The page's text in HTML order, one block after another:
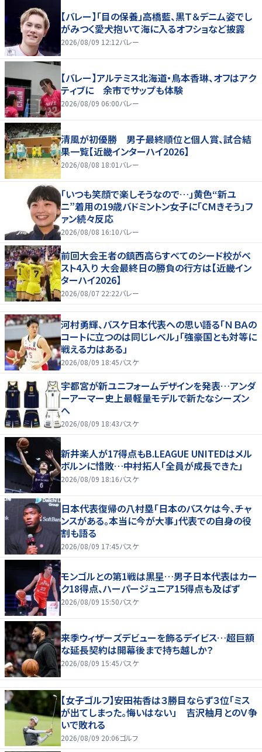
【バレー】「目の保養」高橋藍、黒Ｔ＆デニム姿でし
がみつく愛犬抱いて海に入るオフショなど披露
2026/08/09 12:12バレー
【バレー】アルテミス北海道・鳥本香琳、オフはアク
ティブに 余市でサップも体験
2026/08/09 06:00バレー
清風が初優勝 男子最終順位と個人賞、試合結
果一覧【近畿インターハイ2026】
2026/08/08 18:01 バレー
「いつも笑顔で楽しそうなので…」黄色“新ユ
ニ”着用の19歳バドミントン女子に「CMきそう」フ
ァン続々反応
2026/08/08 16:10バレー
前回大会王者の鎮西高らすべてのシード校がベ
スト4入り 大会最終日の勝負の行方は【近畿イン
ターハイ2026】
2026/08/07 22:22バレー
河村勇輝、バスケ日本代表への思い語る「ＮＢＡの
コートに立つのは同じレベル」「強豪国とも対等に
戦える力はある」
2026/08/09 18:45バスケ
宇都宮が新ユニフォームデザインを発表…アンダ
ーアーマー史上最軽量モデルで新たなシーズン
へ
2026/08/09 18:43バスケ
新井楽人が17得点もB.LEAGUE UNITEDはメル
ボルンに惜敗…中村拓人「全員が成長できた」
2026/08/09 18:16バスケ
日本代表復帰の八村塁「日本のバスケは今、チャ
ンスがある。本当に今が大事」代表での自身の役
割も語る
2026/08/09 17:45バスケ
モンゴルとの第1戦は黒星…男子日本代表はカー
ク18得点、ハーパージュニア15得点も及ばず
2026/08/09 15:50バスケ
来季ウィザーズデビューを飾るデイビス…超巨額
な延長契約は開幕後まで持ち越しか？
2026/08/09 15:45バスケ
【女子ゴルフ】安田祐香は３勝目ならず３位「ミス
が出てしまった。悔いはない」 吉沢柚月とのＶ争
いで敗れる
2026/08/09 20:06ゴルフ